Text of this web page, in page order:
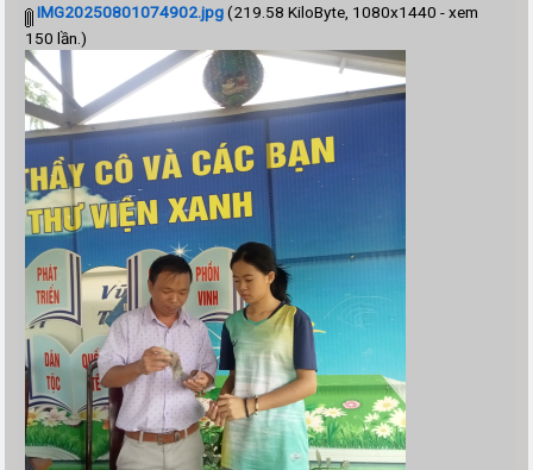
IMG20250801074902.jpg(219.58 KiloByte, 1080x1440 - xem
150 lần.)